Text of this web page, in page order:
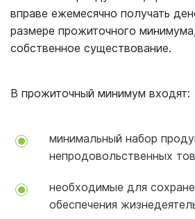
вправе ежемесячно получать
размере прожиточного
собственное существование.
В прожиточный минимум входят:
минимальный набор
непродовольственных
необходимые для
обеспечения